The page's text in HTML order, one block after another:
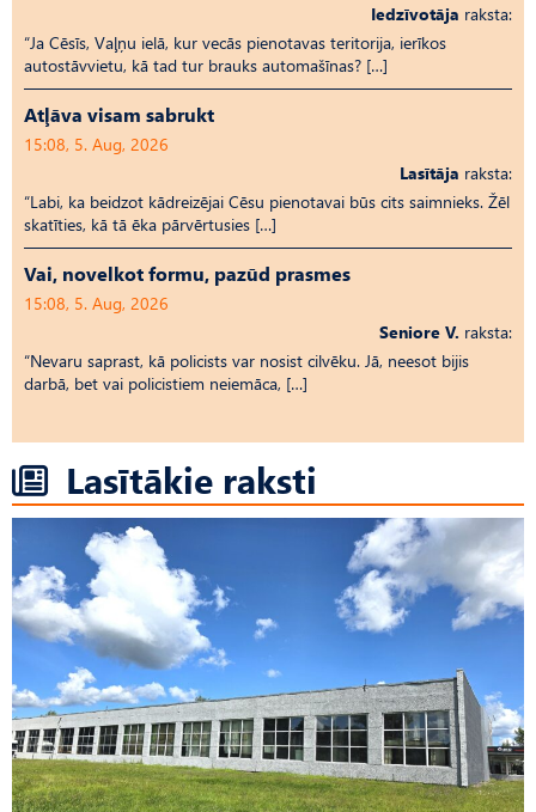
Iedzīvotāja raksta:
“Ja Cēsīs, Vaļņu ielā, kur vecās pienotavas teritorija, ierīkos
autostāvvietu, kā tad tur brauks automašīnas? […]
Atļāva visam sabrukt
15:08, 5. Aug, 2026
Lasītāja raksta:
“Labi, ka beidzot kādreizējai Cēsu pienotavai būs cits saimnieks. Žēl
skatīties, kā tā ēka pārvērtusies […]
Vai, novelkot formu, pazūd prasmes
15:08, 5. Aug, 2026
Seniore V. raksta:
“Nevaru saprast, kā policists var nosist cilvēku. Jā, neesot bijis
darbā, bet vai policistiem neiemāca, […]
Lasītākie raksti